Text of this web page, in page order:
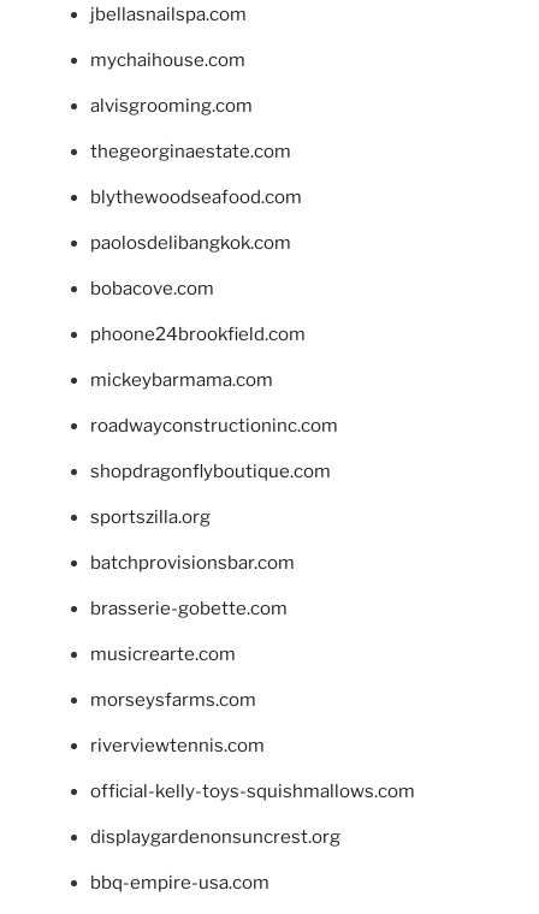
jbellasnailspa.com
mychaihouse.com
alvisgrooming.com
thegeorginaestate.com
blythewoodseafood.com
paolosdelibangkok.com
bobacove.com
phoone24brookfield.com
mickeybarmama.com
roadwayconstructioninc.com
shopdragonflyboutique.com
sportszilla.org
batchprovisionsbar.com
brasserie-gobette.com
musicrearte.com
morseysfarms.com
riverviewtennis.com
official-kelly-toys-squishmallows.com
displaygardenonsuncrest.org
bbq-empire-usa.com